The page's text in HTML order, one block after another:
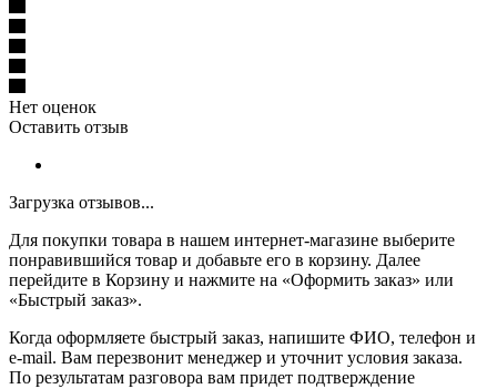
Нет оценок
Оставить отзыв
Загрузка отзывов...
Для покупки товара в нашем интернет-магазине выберите
понравившийся товар и добавьте его в корзину. Далее
перейдите в Корзину и нажмите на «Оформить заказ» или
«Быстрый заказ».
Когда оформляете быстрый заказ, напишите ФИО, телефон и
e-mail. Вам перезвонит менеджер и уточнит условия заказа.
По результатам разговора вам придет подтверждение